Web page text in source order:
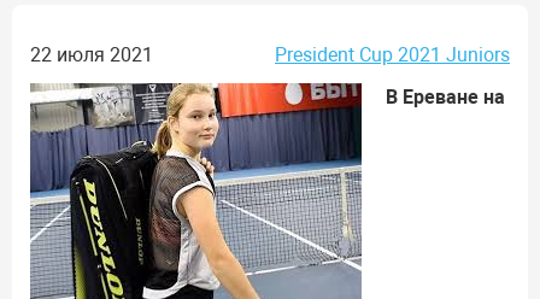
22 июля 2021
President Cup 2021 Juniors
В Ереване на